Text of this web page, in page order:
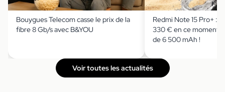
Bouygues Telecom casse le prix de la
fibre 8 Gb/s avec B&YOU
Redmi Note 15 Pro+ : il
330 € en ce moment
de 6 500 mAh !
Voir toutes les actualités